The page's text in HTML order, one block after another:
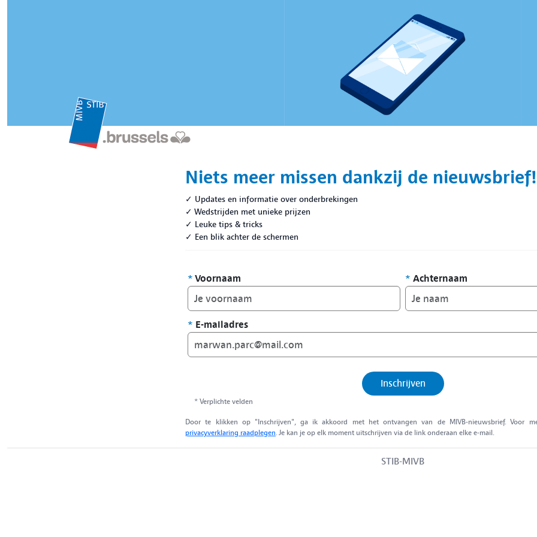
Niets meer missen dankzij de nieuwsbrief!
✓ Updates en informatie over onderbrekingen
✓ Wedstrijden met unieke prijzen
✓ Leuke tips & tricks
✓ Een blik achter de schermen
* Voornaam * Achternaam
* E-mailadres
Inschrijven
* Verplichte velden
Door te klikken op "Inschrijven", ga ik akkoord met het ontvangen van de MIVB-nieuwsbrief. Voor
privacyverklaring raadplegen. Je kan je op elk moment uitschrijven via de link onderaan elke e-mail.
STIB-MIVB